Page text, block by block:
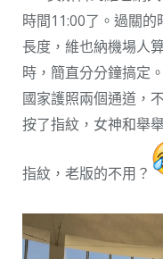
時間11:00了。過關
長度，維也納機場人
時，簡直分分鐘搞定
國家護照兩個通道，
按了指紋，女神和舉
指紋，老版的不用？